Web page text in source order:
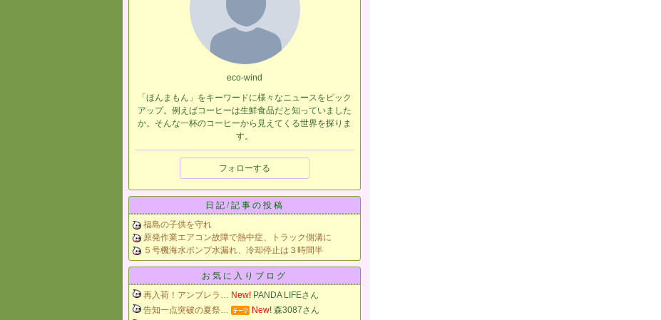
eco-wind
「ほんまもん」をキーワードに様々なニュースをピック
アップ。例えばコーヒーは生鮮食品だと知っていました
か。そんな一杯のコーヒーから見えてくる世界を探りま
す。
フォローする
日記/記事の投稿
福島の子供を守れ
原発作業エアコン故障で熱中症、トラック側溝に
５号機海水ポンプ水漏れ、冷却停止は３時間半
お気に入りブログ
再入荷！アンブレラ… New! PANDA LIFEさん
告知一点突破の夏祭…
New! 森3087さん